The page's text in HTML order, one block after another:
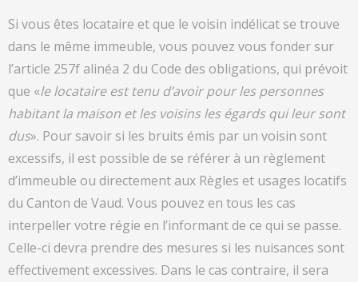
Si vous êtes locataire et que le voisin indélicat se trouve
dans le même immeuble, vous pouvez vous fonder sur
l’article 257f alinéa 2 du Code des obligations, qui prévoit
que «le locataire est tenu d’avoir pour les personnes
habitant la maison et les voisins les égards qui leur sont
dus». Pour savoir si les bruits émis par un voisin sont
excessifs, il est possible de se référer à un règlement
d’immeuble ou directement aux Règles et usages locatifs
du Canton de Vaud. Vous pouvez en tous les cas
interpeller votre régie en l’informant de ce qui se passe.
Celle-ci devra prendre des mesures si les nuisances sont
effectivement excessives. Dans le cas contraire, il sera